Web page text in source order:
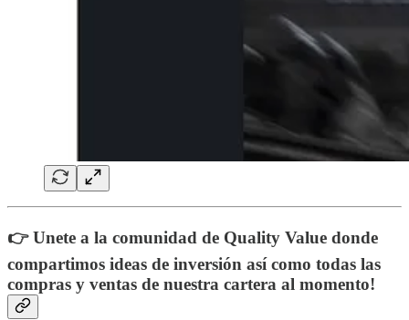
👉 Unete a la comunidad de Quality Value donde
compartimos ideas de inversión así como todas las
compras y ventas de nuestra cartera al momento!